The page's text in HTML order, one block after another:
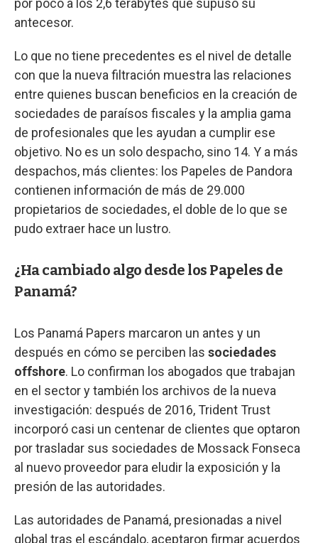
por poco a los 2,6 terabytes que supuso su
antecesor.
Lo que no tiene precedentes es el nivel de detalle
con que la nueva filtración muestra las relaciones
entre quienes buscan beneficios en la creación de
sociedades de paraísos fiscales y la amplia gama
de profesionales que les ayudan a cumplir ese
objetivo. No es un solo despacho, sino 14. Y a más
despachos, más clientes: los Papeles de Pandora
contienen información de más de 29.000
propietarios de sociedades, el doble de lo que se
pudo extraer hace un lustro.
¿Ha cambiado algo desde los Papeles de
Panamá?
Los Panamá Papers marcaron un antes y un
después en cómo se perciben las sociedades
offshore. Lo confirman los abogados que trabajan
en el sector y también los archivos de la nueva
investigación: después de 2016, Trident Trust
incorporó casi un centenar de clientes que optaron
por trasladar sus sociedades de Mossack Fonseca
al nuevo proveedor para eludir la exposición y la
presión de las autoridades.
Las autoridades de Panamá, presionadas a nivel
global tras el escándalo, aceptaron firmar acuerdos